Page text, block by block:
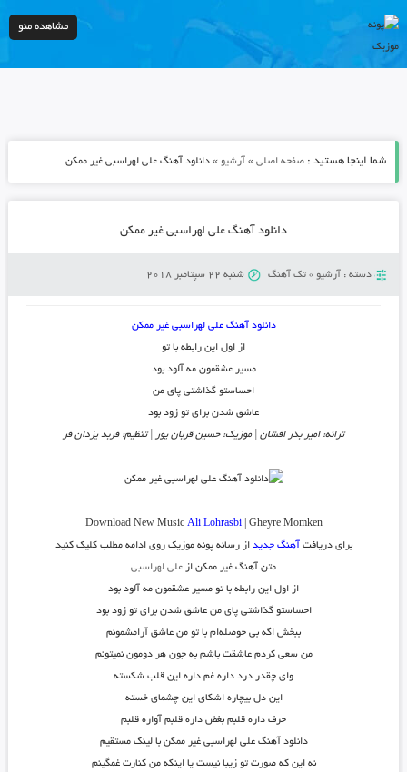
مشاهده منو
شما اینجا هستید : صفحه اصلی» آرشیو » دانلود آهنگ علی لهراسبی غیر ممکن
دانلود آهنگ علی لهراسبی غیر ممکن
دسته : آرشیو » تک آهنگ شنبه 22 سپتامبر 2018
دانلود آهنگ علی لهراسبی غیر ممکن
از اول این رابطه با تو
مسیر عشقمون مه آلود بود
احساستو گذاشتی پای من
عاشق شدن برای تو زود بود
ترانه: امیر بذر افشان | موزیک: حسین قربان پور | تنظیم: فربد یزدان فر
Download New Music Ali Lohrasbi| Gheyre Momken
برای دریافت آهنگ جدید از رسانه پونه موزیک روی ادامه مطلب کلیک کنید
متن آهنگ غیر ممکن از علی لهراسبی
از اول این رابطه با تو مسیر عشقمون مه آلود بود
احساستو گذاشتی پای من عاشق شدن برای تو زود بود
ببخش اگه بی حوصله‌ام با تو من عاشق آرامشمونم
من سعی کردم عاشقت باشم به جون هر دومون نمیتونم
وای چقدر درد داره غم داره این قلب شکسته
این دل بیچاره اشکای این چشمای خسته
حرف داره قلبم بغض داره قلبم آواره قلبم
دانلود آهنگ علی لهراسبی غیر ممکن با لینک مستقیم
نه این که صورت تو زیبا نیست یا اینکه من کنارت غمگینم